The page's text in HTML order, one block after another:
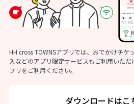
HH cross TOWNSアプリでは、おでかけチケ
入などのアプリ限定サービスもご利用いた
プリをご利用ください。
ダウンロードはこ